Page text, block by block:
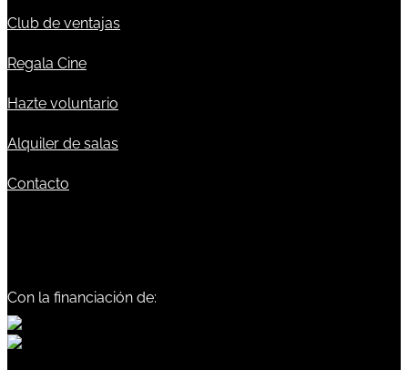
Club de ventajas
Regala Cine
Hazte voluntario
Alquiler de salas
Contacto
Con la financiación de: